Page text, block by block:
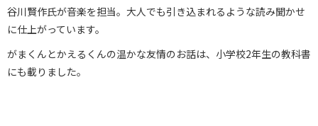
谷川賢作氏が音楽を担当。大人でも引き込まれるような読み聞かせ
に仕上がっています。
がまくんとかえるくんの温かな友情のお話は、小学校2年生の教科書
にも載りました。